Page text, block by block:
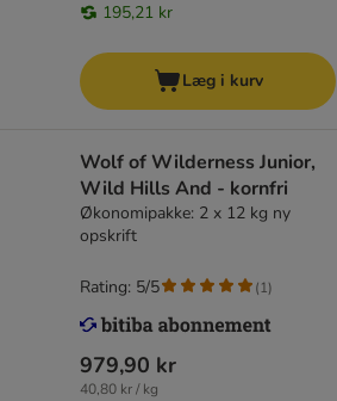
195,21 kr
Læg i kurv
Wolf of Wilderness Junior,
Wild Hills And - kornfri
Økonomipakke: 2 x 12 kg ny
opskrift
979,90 kr
40,80 kr / kg
Rating: 5/5 (1)